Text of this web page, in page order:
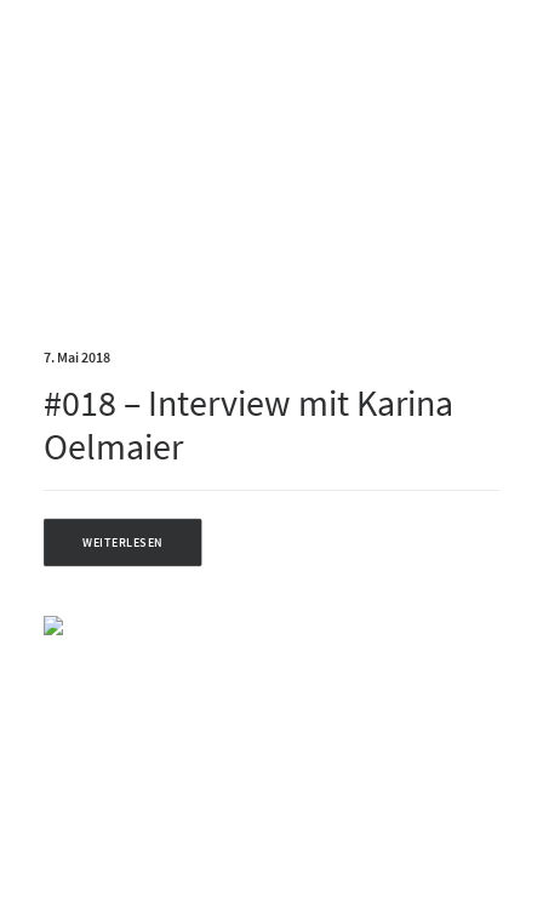
7. Mai 2018
#018 – Interview mit Karina
Oelmaier
WEITERLESEN